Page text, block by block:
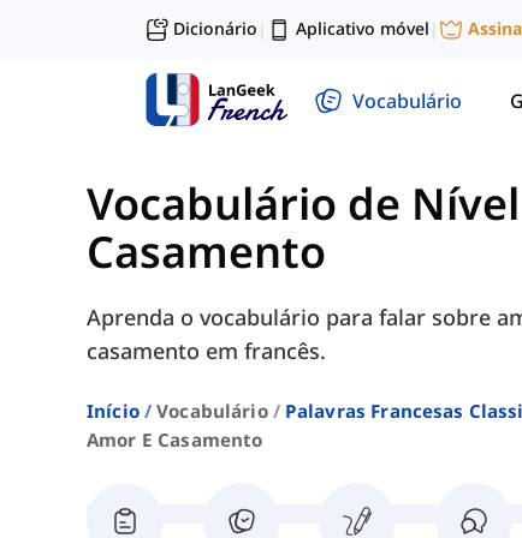
Dicionário | Aplicativo móvel |
Vocabulário
Vocabulário de
Casamento
Aprenda o vocabulário para falar sobre
casamento em francês.
Início Vocabulário Palavras Francesas
Amor E Casamento